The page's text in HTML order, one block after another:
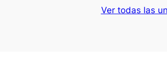
Ver todas las